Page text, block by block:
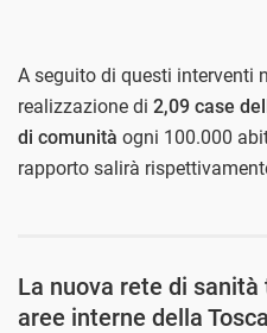
A seguito di questi interventi
realizzazione di 2,09 case
di comunità ogni 100.000
rapporto salirà
La nuova rete di
aree interne della